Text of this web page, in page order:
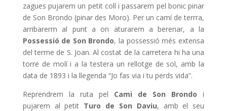
zagues pujarem un petit coll i passarem pel bonic pinar
de Son Brondo (pinar des Moro). Per un camí de terrra,
arribarerm al punt a on aturarem a berenar, a la
Possessió de Son Brondo, la possessió més extensa
del terme de S. Joan. Al costat de la carretera hi ha una
torre de molí i a la testera un rellotge de sol, amb la
data de 1893 i la llegenda “Jo fas via i tu perds vida”.
Reprendrem la ruta pel Cami de Son Brondo i
pujarem al petit Turo de Son Daviu, amb el seu